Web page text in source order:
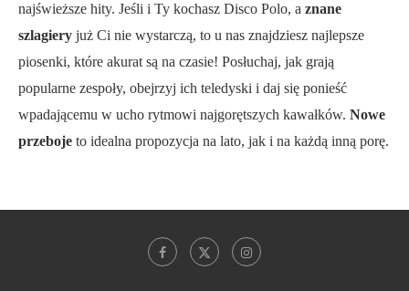
najświeższe hity. Jeśli i Ty kochasz Disco Polo, a znane
szlagiery już Ci nie wystarczą, to u nas znajdziesz najlepsze
piosenki, które akurat są na czasie! Posłuchaj, jak grają
popularne zespoły, obejrzyj ich teledyski i daj się ponieść
wpadającemu w ucho rytmowi najgorętszych kawałków. Nowe
przeboje to idealna propozycja na lato, jak i na każdą inną porę.